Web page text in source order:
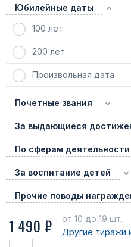
Юбилейные даты
100 лет
200 лет
Произвольная дата
Почетные звания
За выдающиеся
По сферам деятельности
За воспитание детей
Прочие поводы
1 490 ₽ от 10до 19 шт.
Другие тиражи